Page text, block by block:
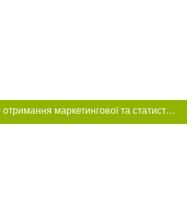
Цей сайт використовує «cookies». Також веб-сайт використовує інтернет-сервіс для збору технічних даних стосовно відвідувачів з метою отримання маркетингової та статистичної інформації. Умови обробки даних відвідувачів сайту див.